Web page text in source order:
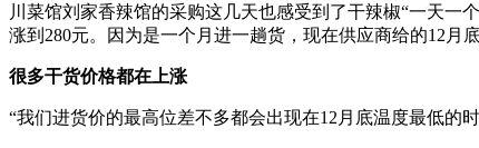
川菜馆刘家香辣馆的采购这几天也感受到了干辣椒“一天一
涨到280元。因为是一个月进一趟货，现在供应商给的12月
很多干货价格都在上涨
“我们进货价的最高位差不多都会出现在12月底温度最低的